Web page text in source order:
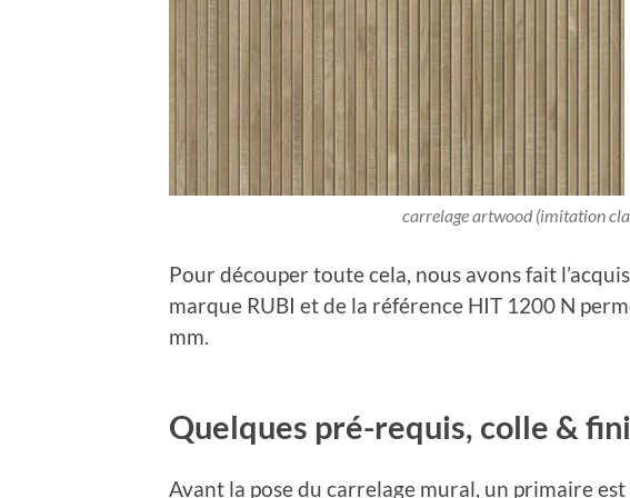
carrelage artwood (imitation
Pour découper toute cela, nous avons fait
marque RUBI et de la référence HIT 1200 N
mm.
Quelques pré-requis, colle &
Avant la pose du carrelage mural, un primaire